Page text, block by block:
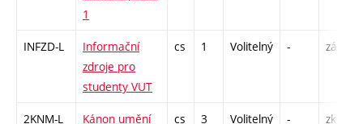
1
INFZD-L
Informační
zdroje pro
studenty VUT
cs 1 Volitelný - zá
2KNM-L
Kánon umění
cs 3 Volitelný - zk